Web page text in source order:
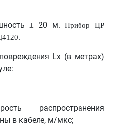
± 20 м.Прибор ЦР
.
Lх (в метрах)
распространения
в кабеле, м/мкс;